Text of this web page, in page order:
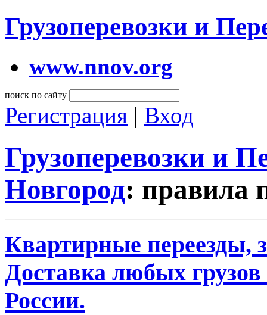
Грузоперевозки и
www.nnov.org
поиск по сайту
Регистрация | Вход
Грузоперевозки и
Новгород: правила
Квартирные переезды,
Доставка любых
России.